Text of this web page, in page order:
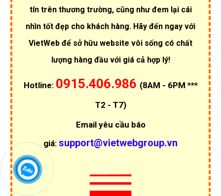
tín trên thương trường, cũng như đem lại cái
nhìn tốt đẹp cho khách hàng. Hãy đến ngay với
VietWeb để sở hữu website vôi sống có chất
lượng hàng đầu với giá cả hợp lý!
Hotline: 0915.406.986 (8AM - 6PM ***
T2 - T7)
Email yêu cầu báo
giá: support@vietwebgroup.vn